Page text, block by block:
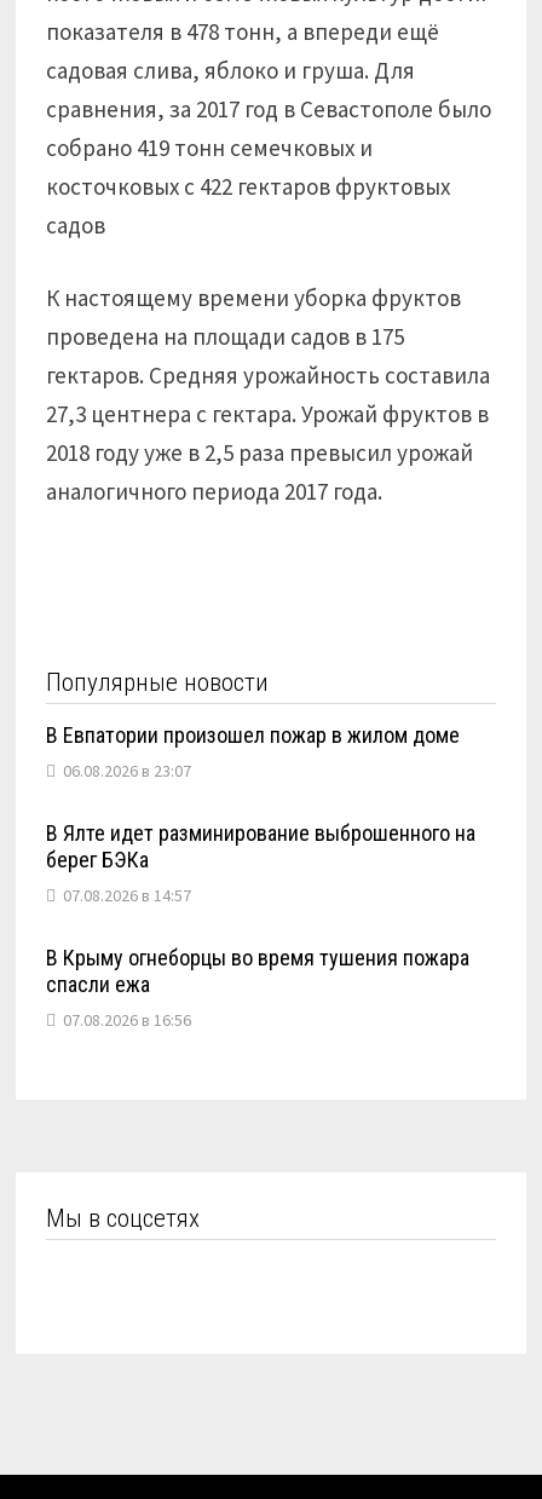
показателя в 478 тонн, а впереди ещё
садовая слива, яблоко и груша. Для
сравнения, за 2017 год в Севастополе было
собрано 419 тонн семечковых и
косточковых с 422 гектаров фруктовых
садов
К настоящему времени уборка фруктов
проведена на площади садов в 175
гектаров. Средняя урожайность составила
27,3 центнера с гектара. Урожай фруктов в
2018 году уже в 2,5 раза превысил урожай
аналогичного периода 2017 года.
Популярные новости
В Евпатории произошел пожар в жилом доме
06.08.2026 в 23:07
В Ялте идет разминирование выброшенного на
берег БЭКа
07.08.2026 в 14:57
В Крыму огнеборцы во время тушения пожара
спасли ежа
07.08.2026 в 16:56
Мы в соцсетях